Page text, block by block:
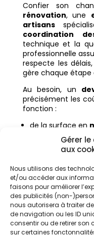
Gérer
aux
Nous utilisons des
et/ou accéder aux
faisons pour améliorer
des publicités (non-
nous autorisera à traiter
de navigation ou les ID
consentir ou de retirer son
sur certaines
Confier son
rénovation, une
artisans
coordination
technique et la
professionnelle
respecte les
gère chaque étape
Au besoin, un
précisément les
fonction :
de la surface en
type de
matériaux,
de la complexité,
de la durée du
Les aides
la